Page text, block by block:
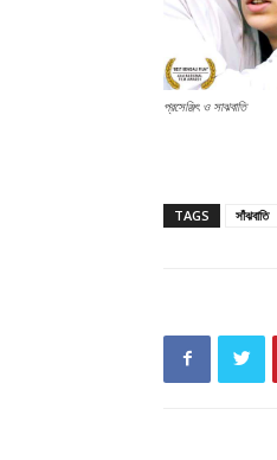
প্রসেঞ্জিৎ ও সাঝবাতি
TAGS সাঁঝবাতি